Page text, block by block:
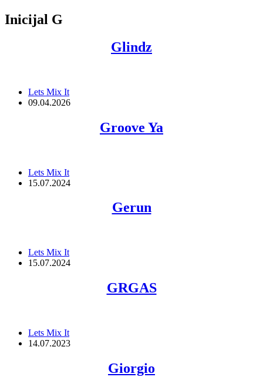
Inicijal G
Glindz
Lets Mix It
09.04.2026
Groove Ya
Lets Mix It
15.07.2024
Gerun
Lets Mix It
15.07.2024
GRGAS
Lets Mix It
14.07.2023
Giorgio